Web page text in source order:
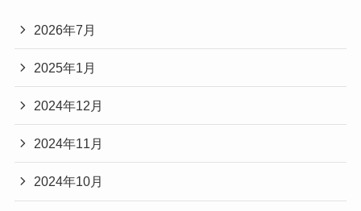
2026年7月
2025年1月
2024年12月
2024年11月
2024年10月